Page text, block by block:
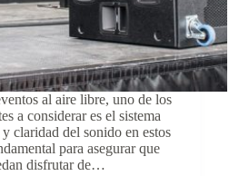
al aire libre, uno de los
a considerar es el sistema
claridad del sonido en estos
para asegurar que
disfrutar de…